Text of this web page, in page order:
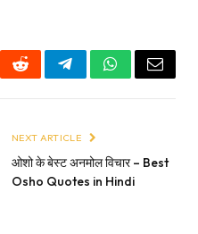
RedditTelegramWhatsApp
Email
NEXT ARTICLE
ओशो के बेस्ट अनमोल विचार – Best
Osho Quotes in Hindi